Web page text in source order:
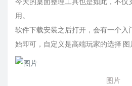
用。
软件下载安装之后打开，会有一个入
始即可，自定义是高端玩家的选择 图
图片